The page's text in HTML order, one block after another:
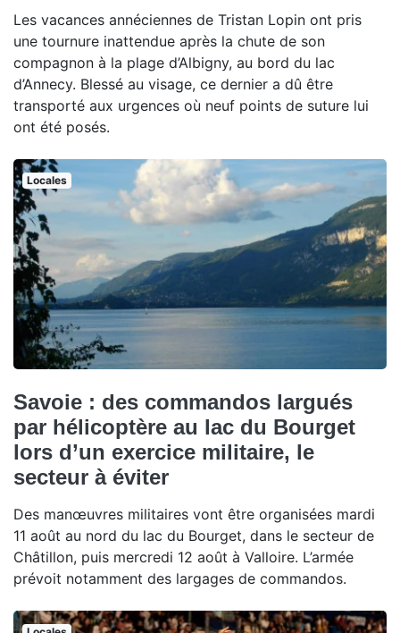
Les vacances annéciennes de Tristan Lopin ont pris
une tournure inattendue après la chute de son
compagnon à la plage d’Albigny, au bord du lac
d’Annecy. Blessé au visage, ce dernier a dû être
transporté aux urgences où neuf points de suture lui
ont été posés.
Locales
Savoie : des commandos largués
par hélicoptère au lac du Bourget
lors d’un exercice militaire, le
secteur à éviter
Des manœuvres militaires vont être organisées mardi
11 août au nord du lac du Bourget, dans le secteur de
Châtillon, puis mercredi 12 août à Valloire. L’armée
prévoit notamment des largages de commandos.